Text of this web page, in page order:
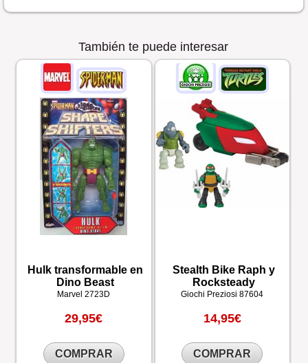
También te puede interesar
Hulk transformable en
Dino Beast
Marvel 2723D
29,95€
COMPRAR
Stealth Bike Raph y
Rocksteady
Giochi Preziosi 87604
14,95€
COMPRAR